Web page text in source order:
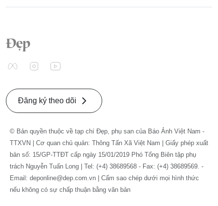
Đăng ký theo dõi
© Bản quyền thuộc về tạp chí Đẹp, phụ san của Báo Ảnh Việt Nam -
TTXVN | Cơ quan chủ quản: Thông Tấn Xã Việt Nam | Giấy phép xuất
bản số: 15/GP-TTĐT cấp ngày 15/01/2019 Phó Tổng Biên tập phụ
trách Nguyễn Tuấn Long | Tel: (+4) 38689568 - Fax: (+4) 38689569. -
Email: deponline@dep.com.vn | Cấm sao chép dưới mọi hình thức
nếu không có sự chấp thuận bằng văn bản